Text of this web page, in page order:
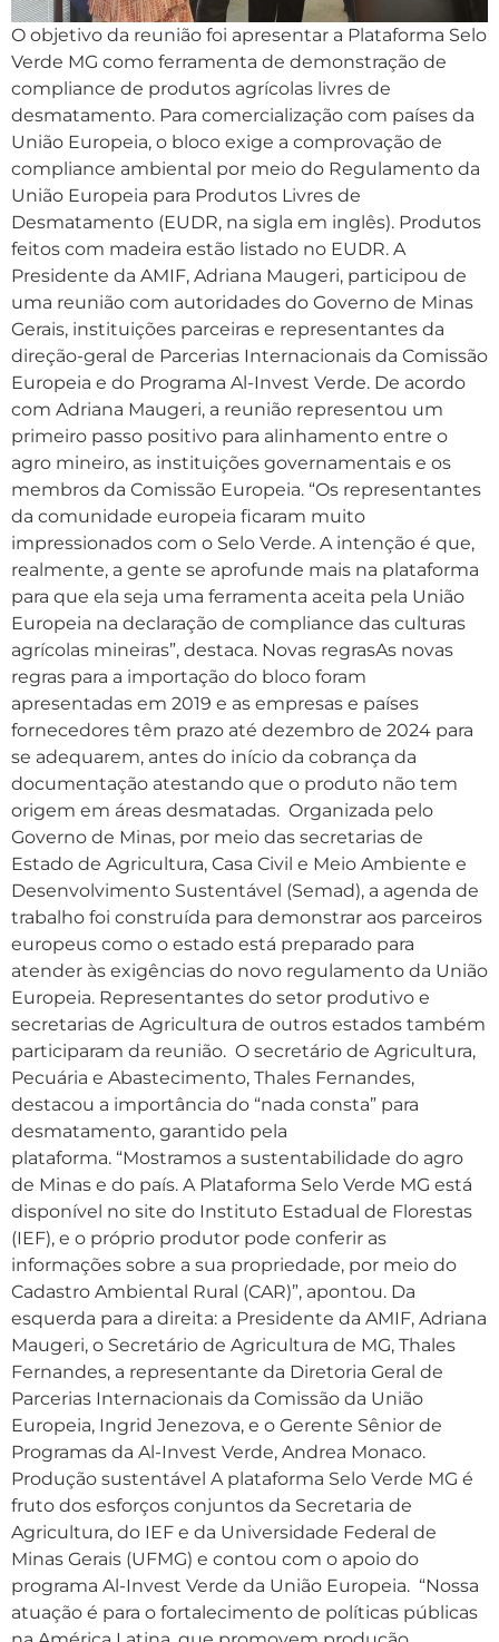
O objetivo da reunião foi apresentar a Plataforma Selo
Verde MG como ferramenta de demonstração de
compliance de produtos agrícolas livres de
desmatamento. Para comercialização com países da
União Europeia, o bloco exige a comprovação de
compliance ambiental por meio do Regulamento da
União Europeia para Produtos Livres de
Desmatamento (EUDR, na sigla em inglês). Produtos
feitos com madeira estão listado no EUDR. A
Presidente da AMIF, Adriana Maugeri, participou de
uma reunião com autoridades do Governo de Minas
Gerais, instituições parceiras e representantes da
direção-geral de Parcerias Internacionais da Comissão
Europeia e do Programa Al-Invest Verde. De acordo
com Adriana Maugeri, a reunião representou um
primeiro passo positivo para alinhamento entre o
agro mineiro, as instituições governamentais e os
membros da Comissão Europeia. “Os representantes
da comunidade europeia ficaram muito
impressionados com o Selo Verde. A intenção é que,
realmente, a gente se aprofunde mais na plataforma
para que ela seja uma ferramenta aceita pela União
Europeia na declaração de compliance das culturas
agrícolas mineiras”, destaca. Novas regrasAs novas
regras para a importação do bloco foram
apresentadas em 2019 e as empresas e países
fornecedores têm prazo até dezembro de 2024 para
se adequarem, antes do início da cobrança da
documentação atestando que o produto não tem
origem em áreas desmatadas. Organizada pelo
Governo de Minas, por meio das secretarias de
Estado de Agricultura, Casa Civil e Meio Ambiente e
Desenvolvimento Sustentável (Semad), a agenda de
trabalho foi construída para demonstrar aos parceiros
europeus como o estado está preparado para
atender às exigências do novo regulamento da União
Europeia. Representantes do setor produtivo e
secretarias de Agricultura de outros estados também
participaram da reunião. O secretário de Agricultura,
Pecuária e Abastecimento, Thales Fernandes,
destacou a importância do “nada consta” para
desmatamento, garantido pela
plataforma. “Mostramos a sustentabilidade do agro
de Minas e do país. A Plataforma Selo Verde MG está
disponível no site do Instituto Estadual de Florestas
(IEF), e o próprio produtor pode conferir as
informações sobre a sua propriedade, por meio do
Cadastro Ambiental Rural (CAR)”, apontou. Da
esquerda para a direita: a Presidente da AMIF, Adriana
Maugeri, o Secretário de Agricultura de MG, Thales
Fernandes, a representante da Diretoria Geral de
Parcerias Internacionais da Comissão da União
Europeia, Ingrid Jenezova, e o Gerente Sênior de
Programas da Al-Invest Verde, Andrea Monaco.
Produção sustentável A plataforma Selo Verde MG é
fruto dos esforços conjuntos da Secretaria de
Agricultura, do IEF e da Universidade Federal de
Minas Gerais (UFMG) e contou com o apoio do
programa Al-Invest Verde da União Europeia. “Nossa
atuação é para o fortalecimento de políticas públicas